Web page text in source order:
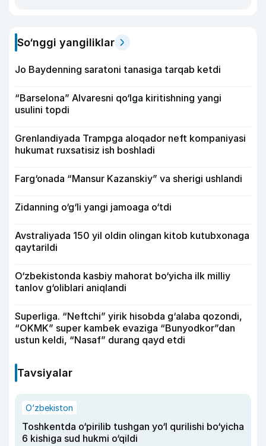
So‘nggi yangiliklar
Jo Baydenning saratoni tanasiga tarqab ketdi
“Barselona” Alvaresni qo‘lga kiritishning yangi
usulini topdi
Grenlandiyada Trampga aloqador neft kompaniyasi
hukumat ruxsatisiz ish boshladi
Farg‘onada “Mansur Kazanskiy” va sherigi ushlandi
Zidanning o‘g‘li yangi jamoaga o‘tdi
Avstraliyada 150 yil oldin olingan kitob kutubxonaga
qaytarildi
O‘zbekistonda kasbiy mahorat bo‘yicha ilk milliy
tanlov g‘oliblari aniqlandi
Superliga. “Neftchi” yirik hisobda g‘alaba qozondi,
“OKMK” super kambek evaziga “Bunyodkor”dan
ustun keldi, “Nasaf” durang qayd etdi
Tavsiyalar
O‘zbekiston
Toshkentda o‘pirilib tushgan yo‘l qurilishi bo‘yicha
6 kishiga sud hukmi o‘qildi